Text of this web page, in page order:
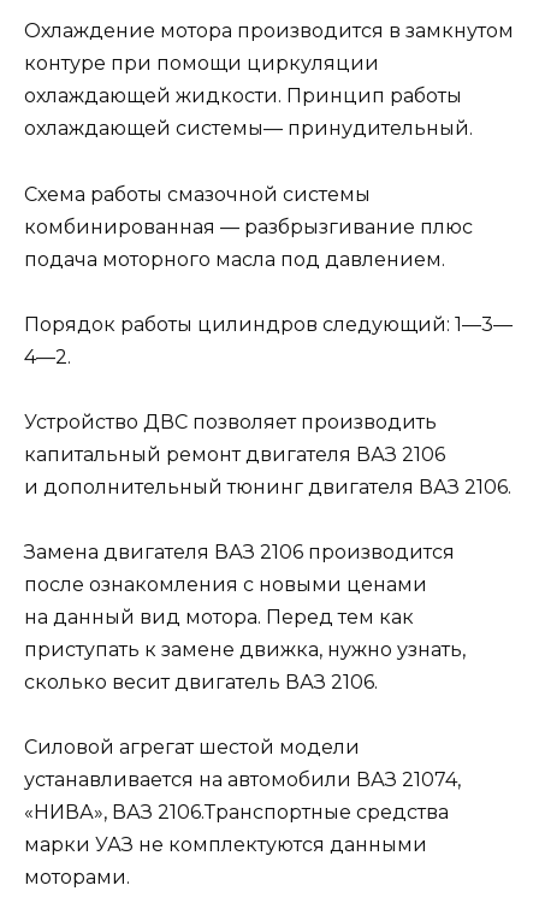
Охлаждение мотора производится в замкнутом
контуре при помощи циркуляции
охлаждающей жидкости. Принцип работы
охлаждающей системы— принудительный.
Схема работы смазочной системы
комбинированная — разбрызгивание плюс
подача моторного масла под давлением.
Порядок работы цилиндров следующий: 1—3—
4—2.
Устройство ДВС позволяет производить
капитальный ремонт двигателя ВАЗ 2106
и дополнительный тюнинг двигателя ВАЗ 2106.
Замена двигателя ВАЗ 2106 производится
после ознакомления с новыми ценами
на данный вид мотора. Перед тем как
приступать к замене движка, нужно узнать,
сколько весит двигатель ВАЗ 2106.
Силовой агрегат шестой модели
устанавливается на автомобили ВАЗ 21074,
«НИВА», ВАЗ 2106.Транспортные средства
марки УАЗ не комплектуются данными
моторами.